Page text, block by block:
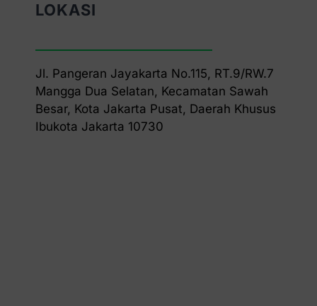
LOKASI
Jl. Pangeran Jayakarta No.115, RT.9/RW.7
Mangga Dua Selatan, Kecamatan Sawah
Besar, Kota Jakarta Pusat, Daerah Khusus
Ibukota Jakarta 10730